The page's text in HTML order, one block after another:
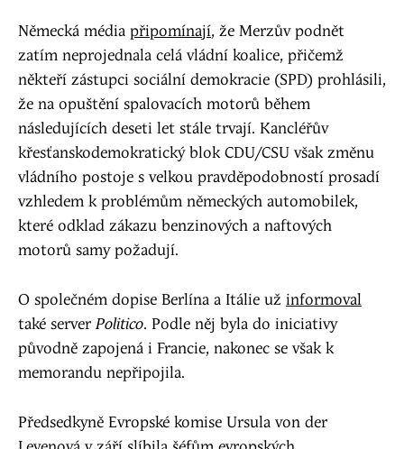
Německá média připomínají, že Merzův podnět
zatím neprojednala celá vládní koalice, přičemž
někteří zástupci sociální demokracie (SPD) prohlásili,
že na opuštění spalovacích motorů během
následujících deseti let stále trvají. Kancléřův
křesťanskodemokratický blok CDU/CSU však změnu
vládního postoje s velkou pravděpodobností prosadí
vzhledem k problémům německých automobilek,
které odklad zákazu benzinových a naftových
motorů samy požadují.
O společném dopise Berlína a Itálie už informoval
také serverPolitico. Podle něj byla do iniciativy
původně zapojená i Francie, nakonec se však k
memorandu nepřipojila.
Předsedkyně Evropské komise Ursula von der